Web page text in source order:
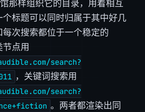
那样组织它的目录，用着相互
标题可以同时归属于其中好几
次搜索都位于一个稳定的
点用
search?
，关键词搜索用
search?
。两者都渲染出同